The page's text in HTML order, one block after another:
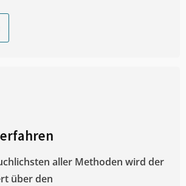
aller Methoden wird der
über den